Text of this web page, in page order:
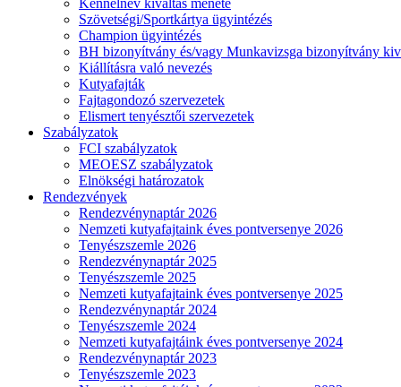
Kennelnév kiváltás menete
Szövetségi/Sportkártya ügyintézés
Champion ügyintézés
BH bizonyítvány és/vagy Munkavizsga bizonyítvány
Kiállításra való nevezés
Kutyafajták
Fajtagondozó szervezetek
Elismert tenyésztői szervezetek
Szabályzatok
FCI szabályzatok
MEOESZ szabályzatok
Elnökségi határozatok
Rendezvények
Rendezvénynaptár 2026
Nemzeti kutyafajtaink éves pontversenye 2026
Tenyészszemle 2026
Rendezvénynaptár 2025
Tenyészszemle 2025
Nemzeti kutyafajtaink éves pontversenye 2025
Rendezvénynaptár 2024
Tenyészszemle 2024
Nemzeti kutyafajtáink éves pontversenye 2024
Rendezvénynaptár 2023
Tenyészszemle 2023